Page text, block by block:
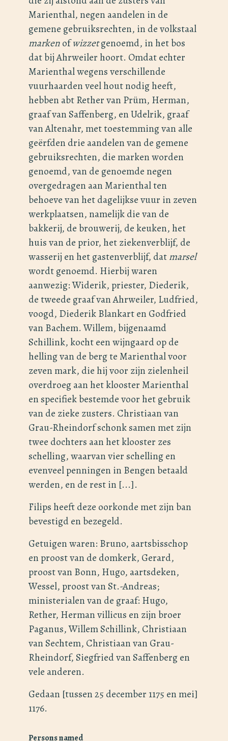
Marienthal, negen aandelen in de
gemene gebruiksrechten, in de volkstaal
markenofwizzetgenoemd, in het bos
dat bij Ahrweiler hoort. Omdat echter
Marienthal wegens verschillende
vuurhaarden veel hout nodig heeft,
hebben abt Rether van Prüm, Herman,
graaf van Saffenberg, en Udelrik, graaf
van Altenahr, met toestemming van alle
geërfden drie aandelen van de gemene
gebruiksrechten, die marken worden
genoemd, van de genoemde negen
overgedragen aan Marienthal ten
behoeve van het dagelijkse vuur in zeven
werkplaatsen, namelijk die van de
bakkerij, de brouwerij, de keuken, het
huis van de prior, het ziekenverblijf, de
wasserij en het gastenverblijf, datmarsel
wordt genoemd. Hierbij waren
aanwezig: Widerik, priester, Diederik,
de tweede graaf van Ahrweiler, Ludfried,
voogd, Diederik Blankart en Godfried
van Bachem. Willem, bijgenaamd
Schillink, kocht een wijngaard op de
helling van de berg te Marienthal voor
zeven mark, die hij voor zijn zielenheil
overdroeg aan het klooster Marienthal
en specifiek bestemde voor het gebruik
van de zieke zusters. Christiaan van
Grau-Rheindorf schonk samen met zijn
twee dochters aan het klooster zes
schelling, waarvan vier schelling en
evenveel penningen in Bengen betaald
werden, en de rest in [...].
Filips heeft deze oorkonde met zijn ban
bevestigd en bezegeld.
Getuigen waren: Bruno, aartsbisschop
en proost van de domkerk, Gerard,
proost van Bonn, Hugo, aartsdeken,
Wessel, proost van St.-Andreas;
ministerialen van de graaf: Hugo,
Rether, Herman villicus en zijn broer
Paganus, Willem Schillink, Christiaan
van Sechtem, Christiaan van Grau-
Rheindorf, Siegfried van Saffenberg en
vele anderen.
Gedaan [tussen 25 december 1175 en mei]
1176.
Persons named